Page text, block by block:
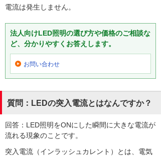
電流は発生しません。
法人向けLED照明の選び方や価格のご相談な
ど、分かりやすくお答えします。
お問い合わせ
質問：LEDの突入電流とはなんですか？
回答：LED照明をONにした瞬間に大きな電流が
流れる現象のことです。
突入電流（インラッシュカレント）とは、電気